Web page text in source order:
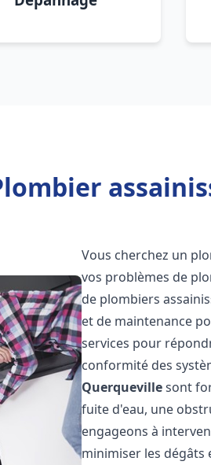
Vous cherchez un
vos problèmes de
de plombiers
et de maintenance
services pour
conformité des
Querquevillesont
fuite d'eau, une
engageons à
minimiser les